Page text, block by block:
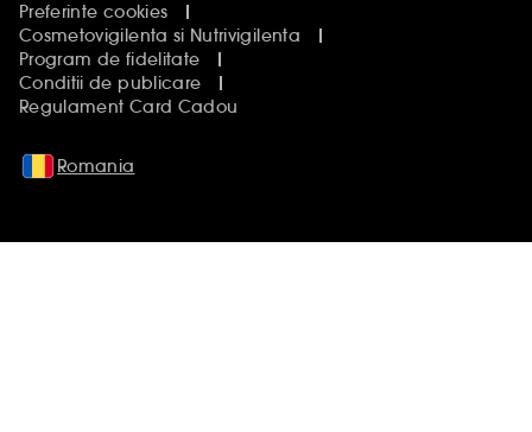
Preferinte cookies
Cosmetovigilenta si Nutrivigilenta
Program de fidelitate
Conditii de publicare
Regulament Card Cadou
Romania